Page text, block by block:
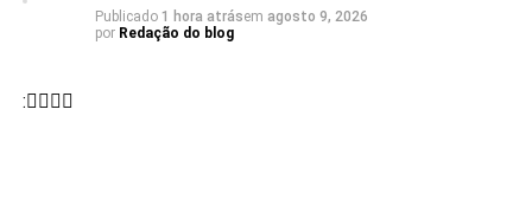
Publicado 1 hora atrásem agosto 9, 2026
por Redação do blog
: